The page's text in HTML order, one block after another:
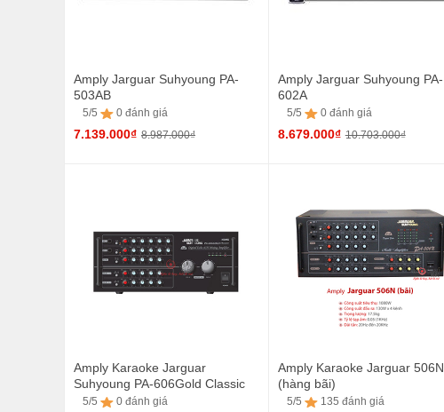
Amply Jarguar Suhyoung PA-
503AB
5/5 0 đánh giá
7.139.000₫ 8.987.000₫
Amply Jarguar Suhyoung PA-
602A
5/5 0 đánh giá
8.679.000₫ 10.703.000₫
Amply Karaoke Jarguar
Suhyoung PA-606Gold Classic
5/5 0 đánh giá
Amply Karaoke Jarguar 506N
(hàng bãi)
5/5 135 đánh giá